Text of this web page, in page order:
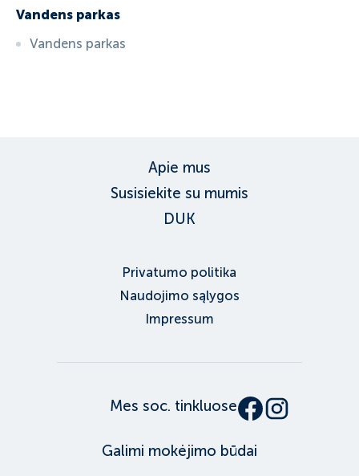
Vandens parkas
Vandens parkas
Apie mus
Susisiekite su mumis
DUK
Privatumo politika
Naudojimo sąlygos
Impressum
Mes soc. tinkluose
Galimi mokėjimo būdai